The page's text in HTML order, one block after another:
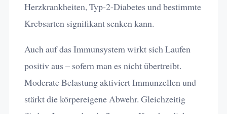
Herzkrankheiten, Typ-2-Diabetes und bestimmte
Krebsarten signifikant senken kann.
Auch auf das Immunsystem wirkt sich Laufen
positiv aus – sofern man es nicht übertreibt.
Moderate Belastung aktiviert Immunzellen und
stärkt die körpereigene Abwehr. Gleichzeitig